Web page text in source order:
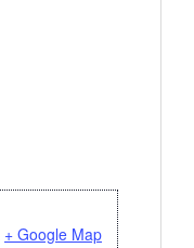
+ Google Map